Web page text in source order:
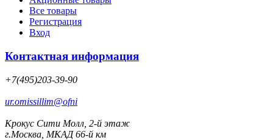
Все товары
Регистрация
Вход
Контактная информация
+7(495)203-39-90
ur.omissillim@ofni
Крокус Сити Молл, 2-й этаж
г.Москва, МКАД 66-й км